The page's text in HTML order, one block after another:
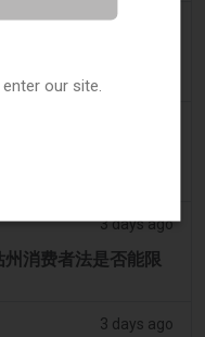
3 days ago
3 days ago
消费者法是否能限
3 days ago
our site.